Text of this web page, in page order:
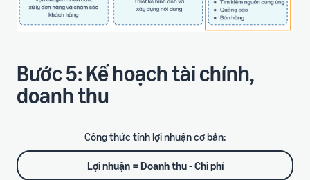
Bước 5: Kế hoạch tài chính,
doanh thu
Công thức tính lợi nhuận cơ bản:
Lợi nhuận = Doanh thu - Chi phí